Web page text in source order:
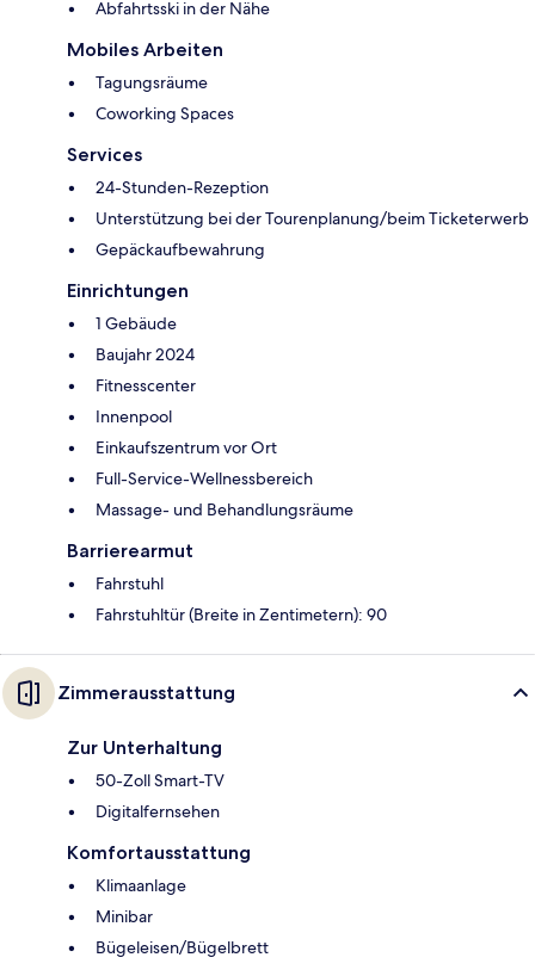
Abfahrtsski in der Nähe
Mobiles Arbeiten
Tagungsräume
Coworking Spaces
Services
24-Stunden-Rezeption
Unterstützung bei der Tourenplanung/beim Ticketerwerb
Gepäckaufbewahrung
Einrichtungen
1 Gebäude
Baujahr 2024
Fitnesscenter
Innenpool
Einkaufszentrum vor Ort
Full-Service-Wellnessbereich
Massage- und Behandlungsräume
Barrierearmut
Fahrstuhl
Fahrstuhltür (Breite in Zentimetern): 90
Zimmerausstattung
Zur Unterhaltung
50-Zoll Smart-TV
Digitalfernsehen
Komfortausstattung
Klimaanlage
Minibar
Bügeleisen/Bügelbrett